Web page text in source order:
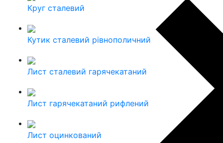
Круг сталевий
Кутик сталевий рівнополичний
Лист сталевий гарячекатаний
Лист гарячекатаний рифлений
Лист оцинкований